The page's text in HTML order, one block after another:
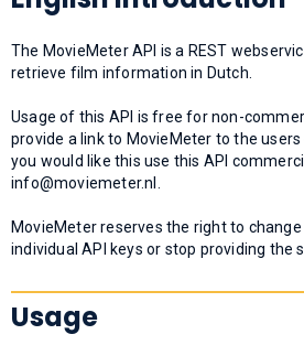
The MovieMeter API is a REST
retrieve film information in Dutch.
Usage of this API is free for non-
provide a link to MovieMeter to the
you would like this use this API
info@moviemeter.nl
MovieMeter reserves the right to
individual API keys or stop providing the
Usage